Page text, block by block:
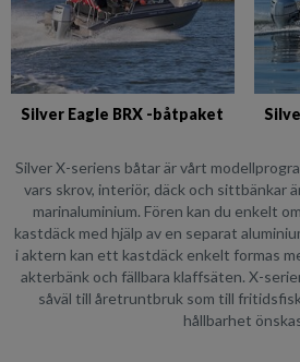
Silver Eagle BRX -båtpaket
Silver X-seriens båtar är vårt
vars skrov, interiör, däck och sittbänkar
marinaluminium. Fören kan du enkelt
kastdäck med hjälp av en separat
i aktern kan ett kastdäck enkelt formas
akterbänk och fällbara klaffsäten. X-
såväl till åretruntbruk som till
hållbarhet